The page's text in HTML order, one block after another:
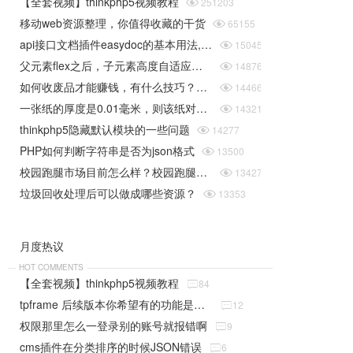
移动web资源整理，你值得收藏的干货  65155
api接口文档插件easydoc的基本用法,快速搞定接口文档 15045
父元素flex之后，子元素高度自适应问题 14876
如何收废品才能赚钱，有什么技巧？揭秘垃圾回收行业的一些规则 14466
一张纸的厚度是0.01毫米，则该纸对折30次后是多厚（据说超过珠穆朗玛峰的高度）php实现 14321
thinkphp5隐藏默认模块的一些问题  14277
PHP如何判断字符串是否为json格式  13500
校园跑腿市场目前怎么样？校园跑腿系统给学生带来了哪些便捷？ 13427
垃圾回收处理后可以做成哪些资源？  13353
月度热议
HOT COMMENTS
【全套视频】thinkphp5视频教程 84
tpframe 后续版本你希望有的功能是什么（分享贴） 12
权限那里怎么一登录别的账号就报错啊 9
cms插件在分类排序的时候JSON错误 6